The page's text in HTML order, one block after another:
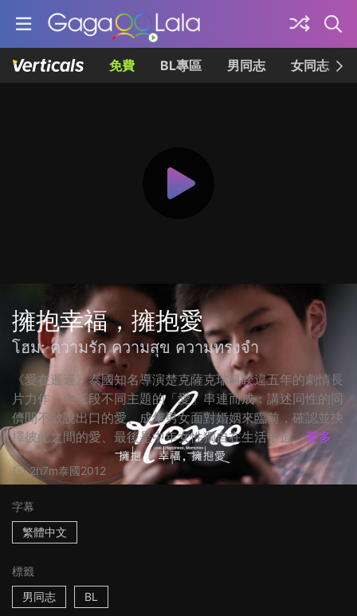
免費 BL專區 男同志 女同志
擁抱幸福，擁抱愛
โฮม: ความรัก ความสุข ความทรงจำ
《愛在暹邏》泰國知名導演楚克薩克瑞科睽違五年的劇情長
片力作，由三段不同主題的「愛」串連而成：講述同性的同
儕間不敢說出口的愛、成年男女面對婚姻來臨前，確認並抉
擇彼此之間的愛、最後是中年女性獨自在生活中追... 更多
2h7m泰國2012
字幕
繁體中文
標籤
男同志
BL